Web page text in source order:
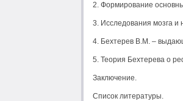
2. Формирование
3. Исследования мозга и
4. Бехтерев В.М. –
5. Теория Бехтерева о
Заключение.
Список литературы.